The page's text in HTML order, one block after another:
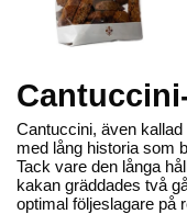
Cantuccini, även
med lång historia som
Tack vare den långa
kakan gräddades två
optimal följeslagare på